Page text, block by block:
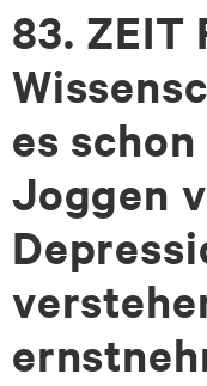
83. ZEIT
es
Joggen